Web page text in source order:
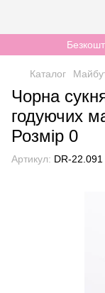
Каталог
Чорна
годуючих
Розмір 0
Артикул: DR-22.091